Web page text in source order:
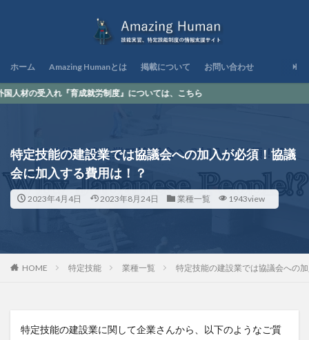
ホーム Amazing Humanとは 掲載について お問い合わせ
成就労制度』については、こちら
特定技能の建設業では協議会への加入が必須！協議
会に加入する費用は！？
2023年4月4日 2023年8月24日 業種一覧 1943view
HOME 特定技能 業種一覧 特定技能の建設業では協議会への
特定技能の建設業に関して企業さんから、以下のようなご質